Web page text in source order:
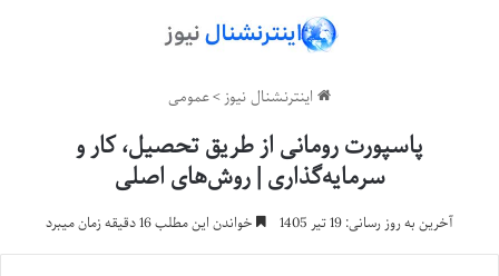
اینترنشنال نیوز>عمومی
پاسپورت رومانی از طریق تحصیل، کار و
سرمایه‌گذاری | روش‌های اصلی
آخرین به روز رسانی: 19 تیر 1405 خواندن این مطلب 16 دقیقه زمان میبرد